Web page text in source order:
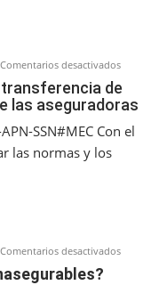
para
Comentarios desactivadosen
Cambio
en
de
las aseguradoras
SSN#MEC Con el
las normas y los
Comentarios desactivadosen